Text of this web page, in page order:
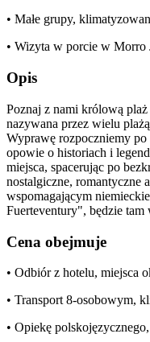
• Małe grupy,
• Wizyta w porcie w Morro
Opis
Poznaj z nami królową
nazywana przez wielu
Wyprawę rozpoczniemy
opowie o historiach i
miejsca, spacerując po
nostalgiczne, romantyczne
wspomagającym
Fuerteventury", będzie
Cena obejmuje
• Odbiór z hotelu, miejsca
• Transport 8-osobowym,
• Opiekę